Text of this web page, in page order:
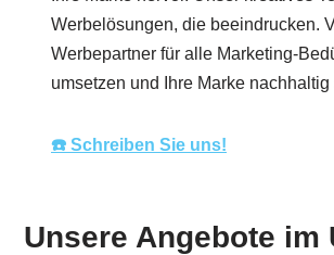
Werbelösungen, die beeindrucken.
Werbepartner für alle Marketing-
umsetzen und Ihre Marke nachhaltig
☎️ Schreiben Sie uns!
Unsere Angebote